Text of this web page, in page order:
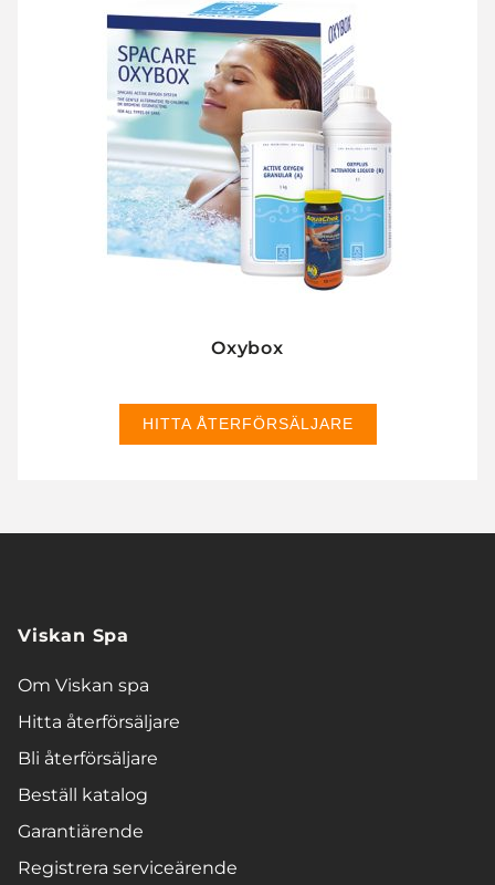
Oxybox
HITTA ÅTERFÖRSÄLJARE
Viskan Spa
Om Viskan spa
Hitta återförsäljare
Bli återförsäljare
Beställ katalog
Garantiärende
Registrera serviceärende